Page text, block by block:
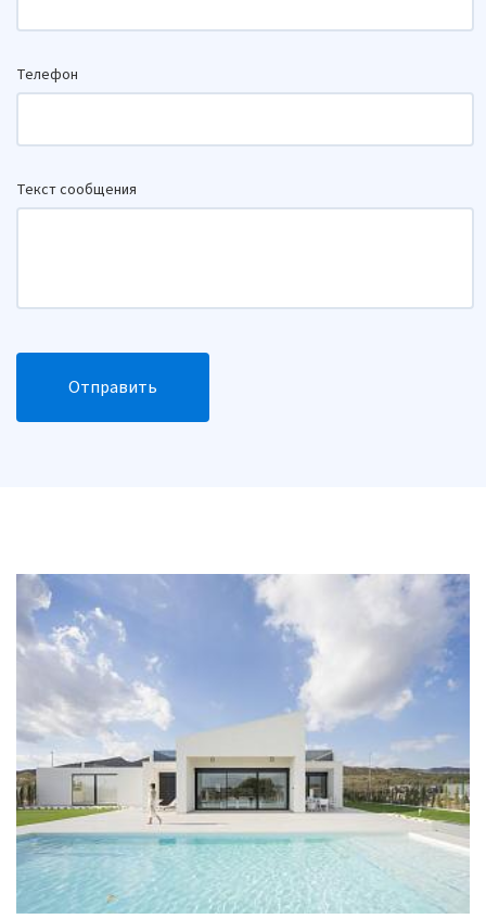
Телефон
Текст сообщения
Отправить